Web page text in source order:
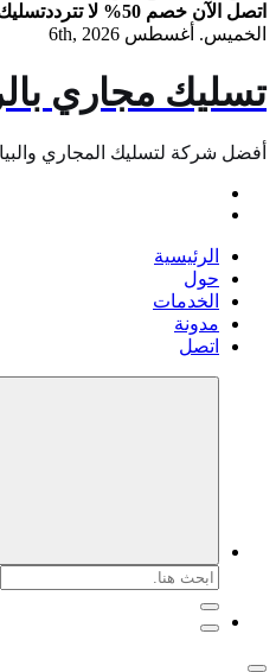
اتصل الآن خصم 50% لا تتردد
تسليك
الخميس. أغسطس 6th, 2026
تسليك مجاري
أفضل شركة لتسليك المجاري
الرئيسية
حول
الخدمات
مدونة
اتصل
البحث